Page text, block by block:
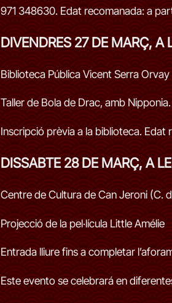
971 348630. Edat recomanada: a
DIVENDRES 27 DE MARÇ, A
Biblioteca Pública Vicent Serra
Taller de Bola de Drac, amb Nipponia.
Inscripció prèvia a la biblioteca. Edat
DISSABTE 28 DE MARÇ, A
Centre de Cultura de Can Jeroni (C.
Projecció de la pel·lícula Little Amélie
Entrada lliure fins a completar
Este evento se celebrará en